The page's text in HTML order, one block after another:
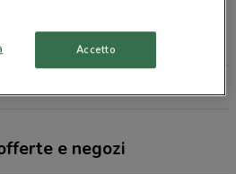
e negozi
Accetto